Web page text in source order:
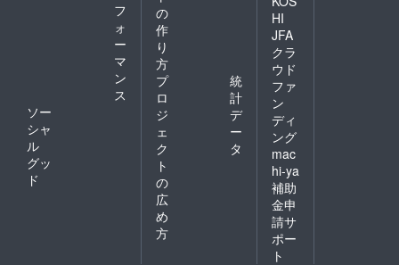
フ
ォ
ー
マ
ン
ス
ソー
シャ
ル
グッ
ド
の
作
り
方
プ
ロ
ジ
ェ
ク
ト
の
広
め
方
統
計
デ
ー
タ
HI
JFA
クラ
ウド
ファ
ン
ディ
ング
mac
hi-ya
補助
金申
請サ
ポー
ト